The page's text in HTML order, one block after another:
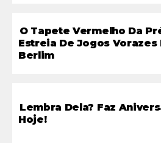
O Tapete Vermelho Da
Estreia De Jogos Vorazes
Berlim
Lembra Dela? Faz
Hoje!